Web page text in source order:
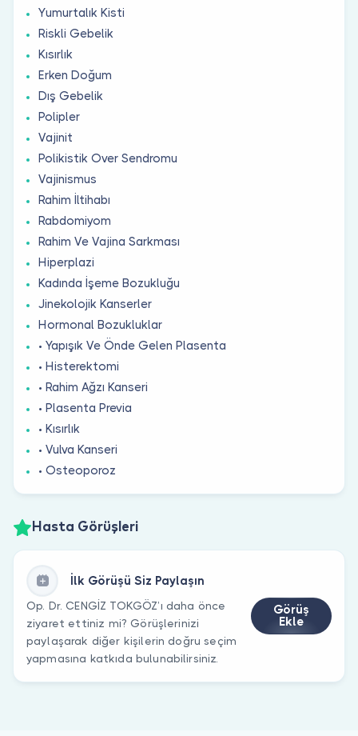
Yumurtalık Kisti
Riskli Gebelik
Kısırlık
Erken Doğum
Dış Gebelik
Polipler
Vajinit
Polikistik Over Sendromu
Vajinismus
Rahim İltihabı
Rabdomiyom
Rahim Ve Vajina Sarkması
Hiperplazi
Kadında İşeme Bozukluğu
Jinekolojik Kanserler
Hormonal Bozukluklar
• Yapışık Ve Önde Gelen Plasenta
• Histerektomi
• Rahim Ağzı Kanseri
• Plasenta Previa
• Kısırlık
• Vulva Kanseri
• Osteoporoz
Hasta Görüşleri
İlk Görüşü Siz Paylaşın
Op. Dr. CENGİZ TOKGÖZ’ı daha önce
ziyaret ettiniz mi? Görüşlerinizi
paylaşarak diğer kişilerin doğru seçim
yapmasına katkıda bulunabilirsiniz.
Görüş
Ekle